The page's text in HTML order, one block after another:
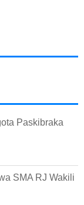
Paskibraka
SMA RJ Wakili